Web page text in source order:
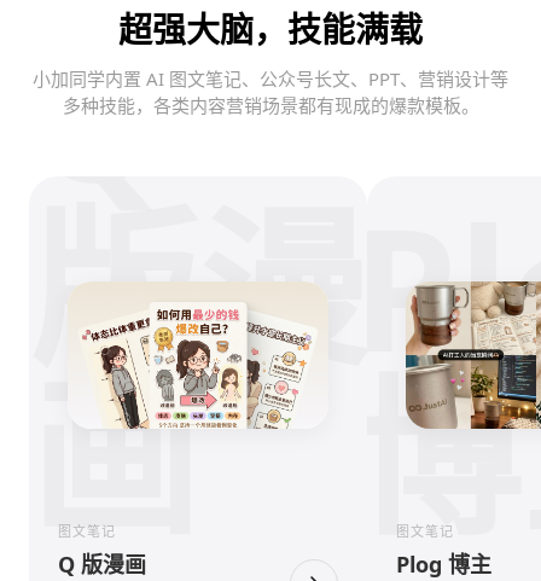
超强大脑，技能满载
小加同学内置 AI 图文笔记、公众号长文、PPT、营销设计等
多种技能，各类内容营销场景都有现成的爆款模板。
Q
版漫
画
图文笔记
Q 版漫画
图文笔记
Plog 博主